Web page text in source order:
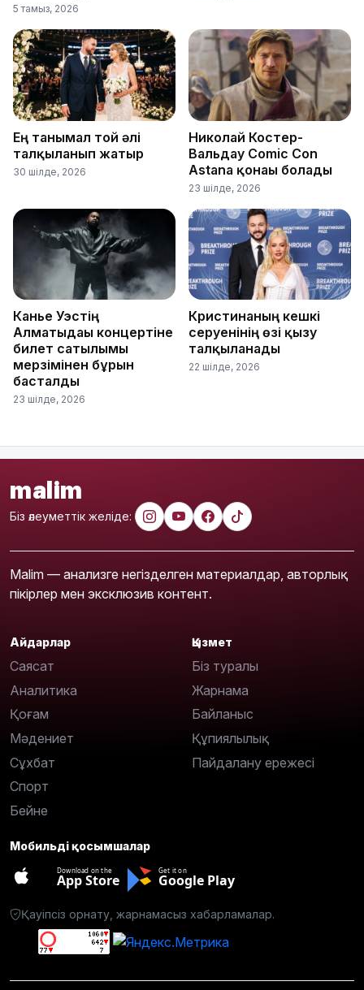
5 тамыз, 2026
Ең танымал той әлі
талқыланып жатыр
30 шілде, 2026
Николай Костер-
Вальдау Comic Con
Astana қонағы болады
23 шілде, 2026
Канье Уэстің
Алматыдағы концертіне
билет сатылымы
мерзімінен бұрын
басталды
23 шілде, 2026
Кристинаның кешкі
серуенінің өзі қызу
талқыланады
22 шілде, 2026
malim
Біз әлеуметтік желіде:
Malim — анализге негізделген материалдар, авторлық
пікірлер мен эксклюзив контент.
Айдарлар
Саясат
Аналитика
Қоғам
Мәдениет
Сұхбат
Спорт
Бейне
Қызмет
Біз туралы
Жарнама
Байланыс
Құпиялылық
Пайдалану ережесі
Мобильді қосымшалар
Download on the
App Store
Get it on
Google Play
Қауіпсіз орнату, жарнамасыз хабарламалар.